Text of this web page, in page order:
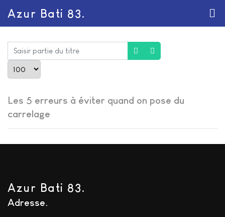
Azur Bati 83.
Saisir partie du titre
Les 5 erreurs à éviter quand on pose du
carrelage
Azur Bati 83.
Adresse